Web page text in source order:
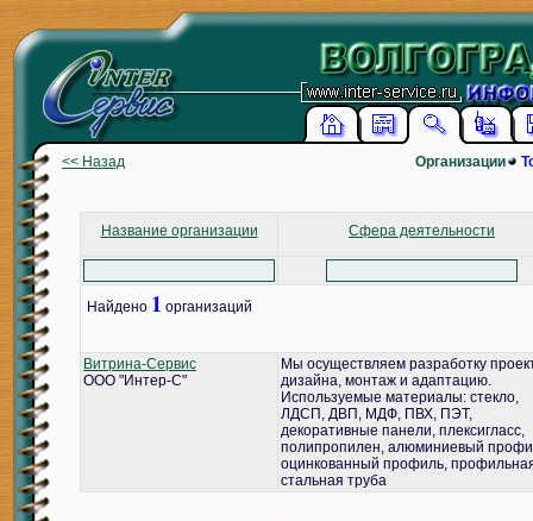
<< Назад Организации
Название организации Сфера деятельности
Найдено 1 организаций
Витрина-Сервис
ООО "Интер-С"
Мы осуществляем разработку
дизайна, монтаж и адаптацию.
Используемые материалы: стекло,
ЛДСП, ДВП, МДФ, ПВХ, ПЭТ,
декоративные панели, плексигласс,
полипропилен, алюминиевый
оцинкованный профиль,
стальная труба